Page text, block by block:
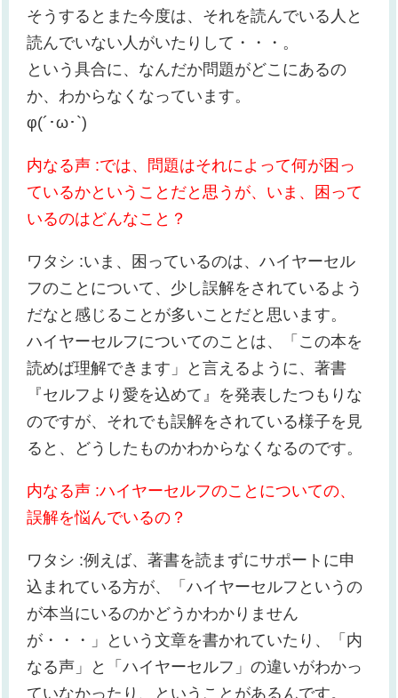
そうするとまた今度は、それを読んでいる人と
読んでいない人がいたりして・・・。
という具合に、なんだか問題がどこにあるの
か、わからなくなっています。
φ(´･ω･`)
内なる声 :では、問題はそれによって何が困っ
ているかということだと思うが、いま、困って
いるのはどんなこと？
ワタシ :いま、困っているのは、ハイヤーセル
フのことについて、少し誤解をされているよう
だなと感じることが多いことだと思います。
ハイヤーセルフについてのことは、「この本を
読めば理解できます」と言えるように、著書
『セルフより愛を込めて』を発表したつもりな
のですが、それでも誤解をされている様子を見
ると、どうしたものかわからなくなるのです。
内なる声 :ハイヤーセルフのことについての、
誤解を悩んでいるの？
ワタシ :例えば、著書を読まずにサポートに申
込まれている方が、「ハイヤーセルフというの
が本当にいるのかどうかわかりません
が・・・」という文章を書かれていたり、「内
なる声」と「ハイヤーセルフ」の違いがわかっ
ていなかったり、ということがあるんです。